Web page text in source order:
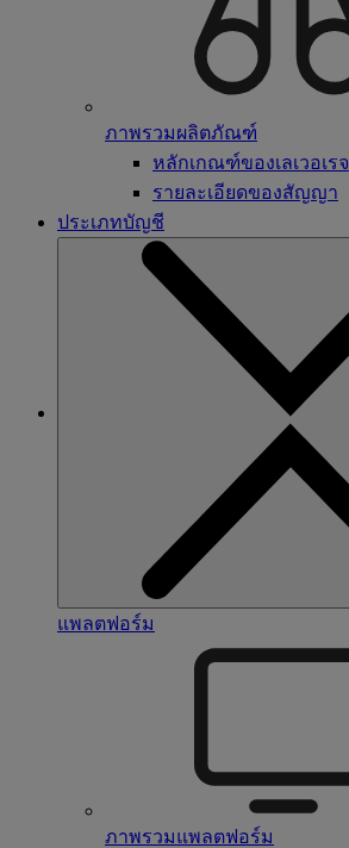
ภาพรวมผลิตภัณฑ์
หลักเกณฑ์ของเลเวอเรจ
รายละเอียดของสัญญา
ประเภทบัญชี
แพลตฟอร์ม
ภาพรวมแพลตฟอร์ม